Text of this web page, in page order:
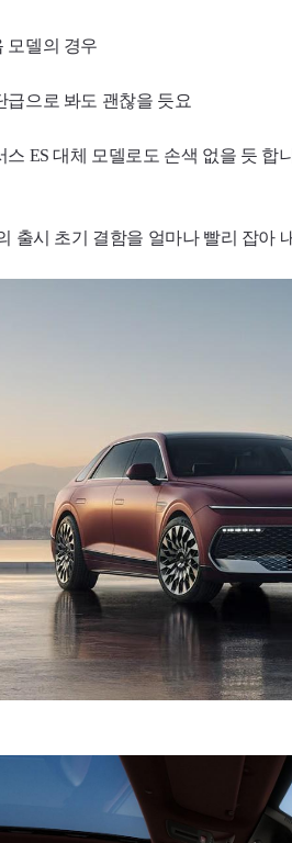
모델의 경우
급으로 봐도 괜찮을 듯요
스 ES 대체 모델로도 손색 없을 듯 합
출시 초기 결함을 얼마나 빨리 잡아